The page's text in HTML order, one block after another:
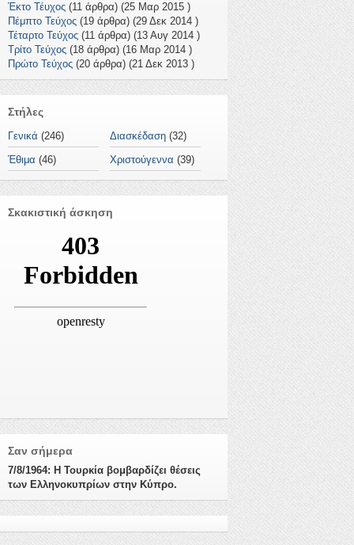
Έκτο Τέυχος (11 άρθρα) (25 Μαρ 2015 )
Πέμπτο Τεύχος (19 άρθρα) (29 Δεκ 2014 )
Τέταρτο Τεύχος (11 άρθρα) (13 Αυγ 2014 )
Τρίτο Τεύχος (18 άρθρα) (16 Μαρ 2014 )
Πρώτο Τεύχος (20 άρθρα) (21 Δεκ 2013 )
Στήλες
Γενικά (246) Διασκέδαση (32)
Έθιμα (46) Χριστούγεννα (39)
Σκακιστική άσκηση
Σαν σήμερα
7/8/1964: Η Τουρκία βομβαρδίζει θέσεις
των Ελληνοκυπρίων στην Κύπρο.